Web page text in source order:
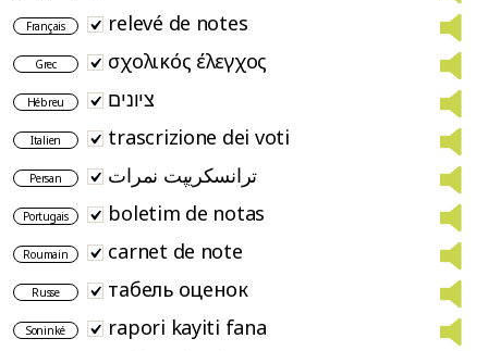
Français relevé de notes
Grec σχολικός έλεγχος
Hébreu ציונים
Italien trascrizione dei voti
Persan ترانسکریپت نمرات
Portugais boletim de notas
Roumain carnet de note
Russe табель оценок
Soninké rapori kayiti fana